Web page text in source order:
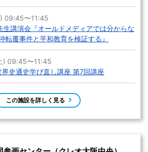
09:45〜11:45
講演会『オールドメディアでは分からな
転覆事件と平和教育を検証する』
) 09:45〜11:45
史通史学び直し講座 第7回講座
この施設を詳しく見る